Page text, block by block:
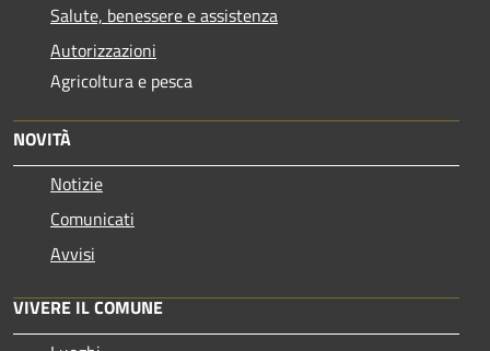
Salute, benessere e assistenza
Autorizzazioni
Agricoltura e pesca
NOVITÀ
Notizie
Comunicati
Avvisi
VIVERE IL COMUNE